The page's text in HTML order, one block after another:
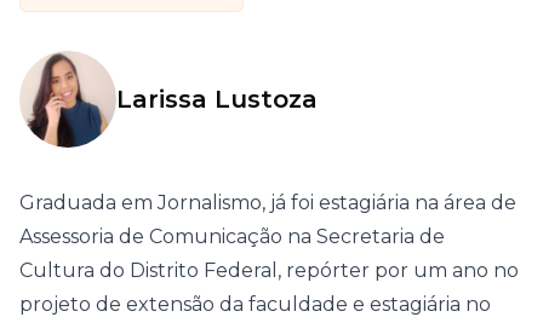
Larissa Lustoza
Graduada em Jornalismo, já foi estagiária na área de
Assessoria de Comunicação na Secretaria de
Cultura do Distrito Federal, repórter por um ano no
projeto de extensão da faculdade e estagiária no